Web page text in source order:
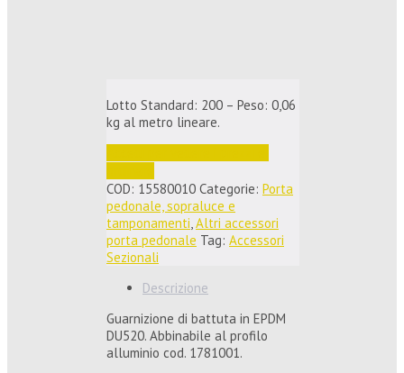
Lotto Standard: 200 – Peso: 0,06
kg al metro lineare.
COD: 15580010 Categorie: Porta
pedonale, sopraluce e
tamponamenti,Altri accessori
porta pedonale Tag: Accessori
Sezionali
Descrizione
Guarnizione di battuta in EPDM
DU520. Abbinabile al profilo
alluminio cod. 1781001.